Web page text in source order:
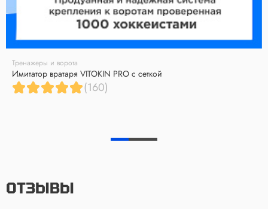
Тренажеры и ворота
Имитатор вратаря VITOKIN PRO с сеткой
(160)
ОТЗЫВЫ